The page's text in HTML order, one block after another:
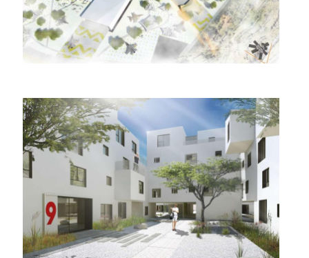
מעונות הסטודנטים
אוניברסיטת בן גוריון בנגב